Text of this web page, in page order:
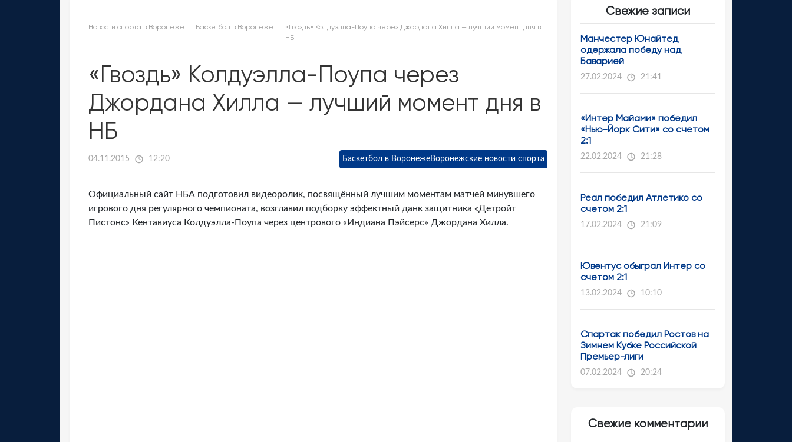
Новости спорта в Воронеже Баскетбол в Воронеже
«Гвоздь» Колдуэлла-Поупа через Джордана Хилла — лучший момент дня в
НБ
«Гвоздь» Колдуэлла-Поупа через
Джордана Хилла — лучший момент дня в
НБ
04.11.2015 12:20 Баскетбол в ВоронежеВоронежские новости спорта
Официальный сайт НБА подготовил видеоролик, посвящённый лучшим моментам матчей минувшего
игрового дня регулярного чемпионата, возглавил подборку эффектный данк защитника «Детройт
Пистонс» Кентавиуса Колдуэлла-Поупа через центрового «Индиана Пэйсерс» Джордана Хилла.
Свежие записи
Манчестер Юнайтед
одержала победу над
Баварией
27.02.2024 21:41
«Интер Майами» победил
«Нью-Йорк Сити» со счетом
2:1
22.02.2024 21:28
Реал победил Атлетико со
счетом 2:1
17.02.2024 21:09
Ювентус обыграл Интер со
счетом 2:1
13.02.2024 10:10
Спартак победил Ростов на
Зимнем Кубке Российской
Премьер-лиги
07.02.2024 20:24
Свежие комментарии